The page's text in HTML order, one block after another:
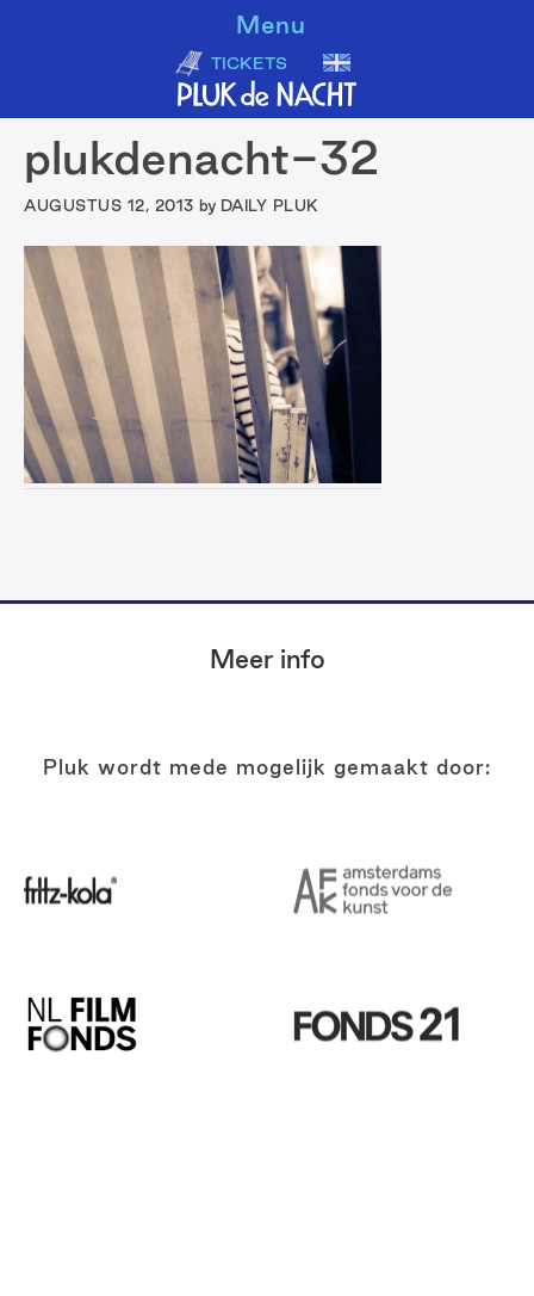
hoofd
inhoud
eerste
sidebar
voettekst
Menu
TICKETS
Primaire
Sidebar
plukdenacht-32
AUGUSTUS 12, 2013 by DAILY PLUK
Meer info
Pluk wordt mede mogelijk gemaakt door: